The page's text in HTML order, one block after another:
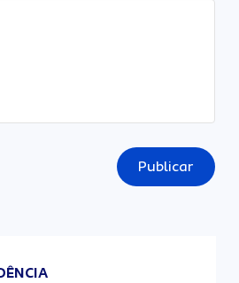
Publicar